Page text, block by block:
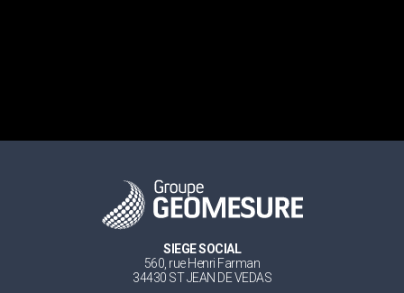
SIEGE SOCIAL
560, rue Henri Farman
34430 ST JEAN DE VEDAS